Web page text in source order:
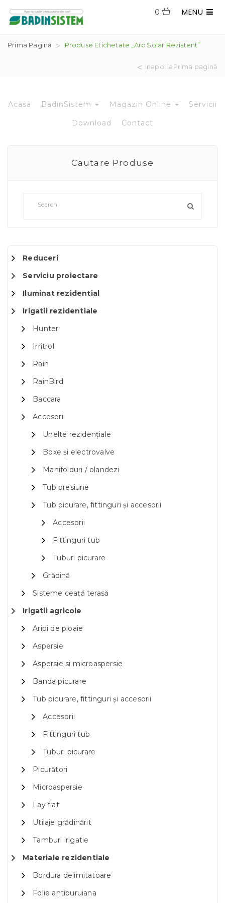
MENU
0
Prima Pagină Produse Etichetate „arc Solar Rezistent”
Inapoi laPrima pagină
Acasa BadinSistem Magazin Online Servicii
Download Contact
Cautare Produse
Reduceri
Serviciu proiectare
Iluminat rezidential
Irigatii rezidentiale
Hunter
Irritrol
Rain
RainBird
Baccara
Accesorii
Unelte rezidențiale
Boxe și electrovalve
Manifolduri / olandezi
Tub presiune
Tub picurare, fittinguri și accesorii
Accesorii
Fittinguri tub
Tuburi picurare
Grădină
Sisteme ceață terasă
Irigatii agricole
Aripi de ploaie
Aspersie
Aspersie si microaspersie
Banda picurare
Tub picurare, fittinguri și accesorii
Accesorii
Fittinguri tub
Tuburi picurare
Picurători
Microaspersie
Lay flat
Utilaje grădinărit
Tamburi irigatie
Materiale rezidentiale
Bordura delimitatoare
Folie antiburuiana